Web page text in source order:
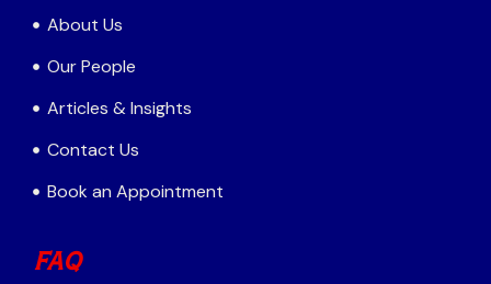
About Us
Our People
Articles & Insights
Contact Us
Book an Appointment
FAQ